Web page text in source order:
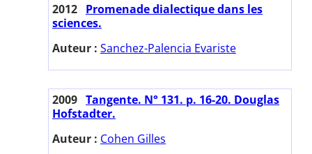
2012 Promenade dialectique dans les
sciences.
Auteur : Sanchez-Palencia Evariste
2009 Tangente. N° 131. p. 16-20. Douglas
Hofstadter.
Auteur : Cohen Gilles